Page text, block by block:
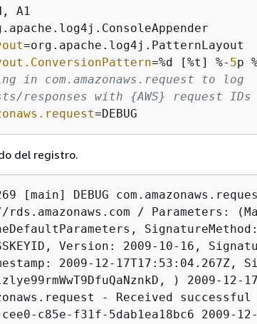
=%d [%t] %- 5
in com.amazonaws.request to log
responses with {AWS} request IDs
=DEBUG
del registro.
[main] DEBUG
/ Parameters:
SignatureMethod:
Version: 2009-10-16,
2009-12-17T17:53:04.267Z,
) 2009-12-
- Received
c85e-f31f-5dab1ea18bc6 2009-